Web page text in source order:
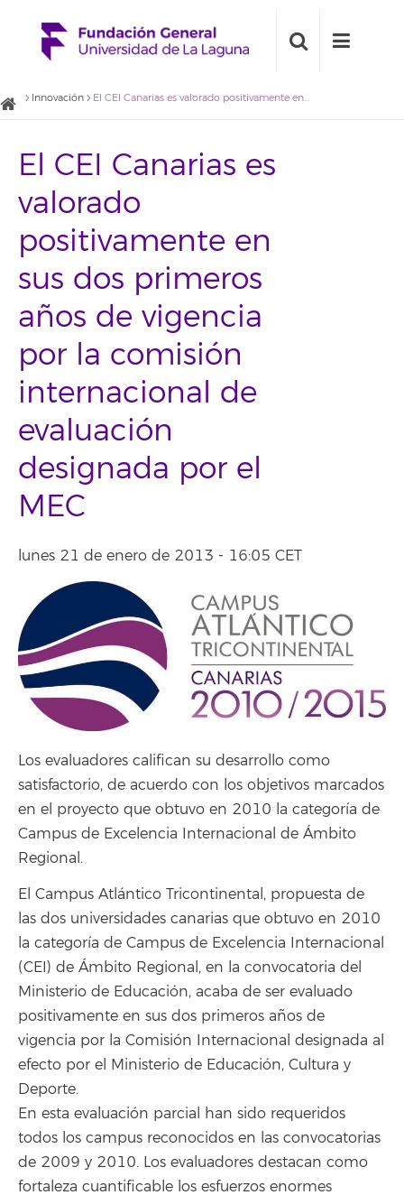
Innovación El CEI Canarias es valorado positivamente en sus dos primeros años de vigencia por la comisión internacional de evaluación designada por el MEC
El CEI Canarias es
valorado
positivamente en
sus dos primeros
años de vigencia
por la comisión
internacional de
evaluación
designada por el
MEC
lunes 21 de enero de 2013 - 16:05 CET
Los evaluadores califican su desarrollo como
satisfactorio, de acuerdo con los objetivos marcados
en el proyecto que obtuvo en 2010 la categoría de
Campus de Excelencia Internacional de Ámbito
Regional.
El Campus Atlántico Tricontinental, propuesta de
las dos universidades canarias que obtuvo en 2010
la categoría de Campus de Excelencia Internacional
(CEI) de Ámbito Regional, en la convocatoria del
Ministerio de Educación, acaba de ser evaluado
positivamente en sus dos primeros años de
vigencia por la Comisión Internacional designada al
efecto por el Ministerio de Educación, Cultura y
Deporte.
En esta evaluación parcial han sido requeridos
todos los campus reconocidos en las convocatorias
de 2009 y 2010. Los evaluadores destacan como
fortaleza cuantificable los esfuerzos enormes